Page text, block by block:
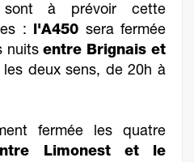
sont à prévoir cette
: l'A450 sera fermée
nuits entre Brignais et
les deux sens, de 20h à
fermée les quatre
Limonest et le